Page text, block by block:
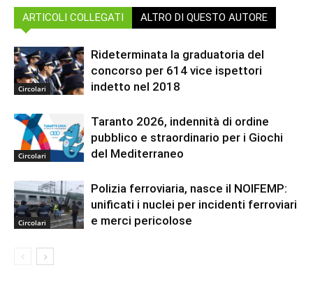
ARTICOLI COLLEGATI ALTRO DI QUESTO AUTORE
Circolari
Rideterminata la graduatoria del
concorso per 614 vice ispettori
indetto nel 2018
Circolari
Taranto 2026, indennità di ordine
pubblico e straordinario per i Giochi
del Mediterraneo
Circolari
Polizia ferroviaria, nasce il NOIFEMP:
unificati i nuclei per incidenti ferroviari
e merci pericolose